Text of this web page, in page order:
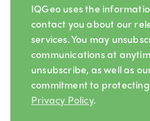
IQGeo uses the
contact you about our
services. You may
communications at
unsubscribe, as well as
commitment to
Privacy Policy.